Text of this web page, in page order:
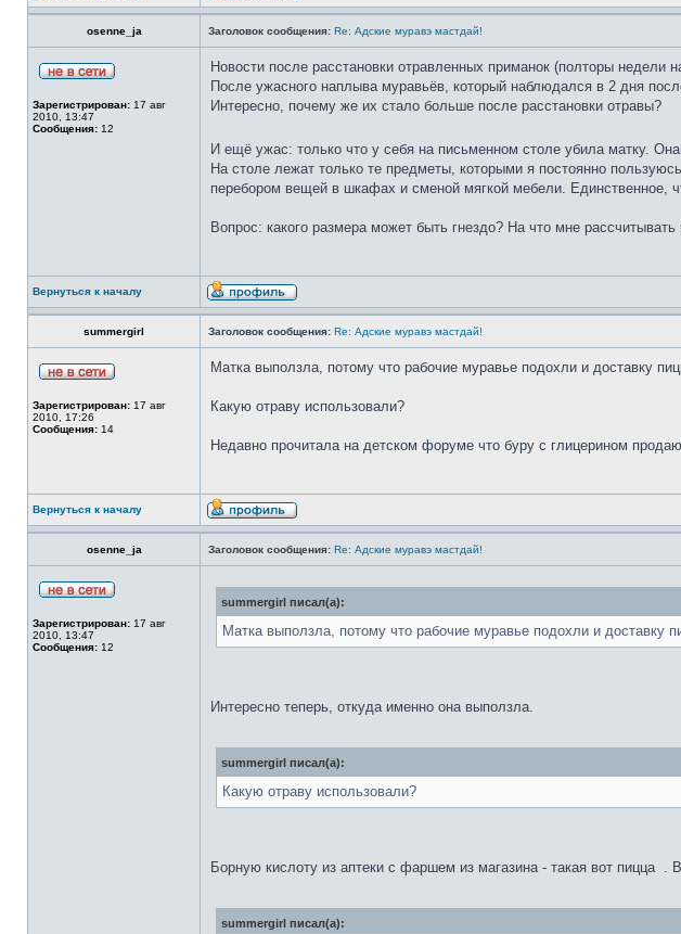
osenne_ja Заголовок сообщения: Re: Адские муравэ мастдай!
Зарегистрирован: 17 авг
2010, 13:47
Сообщения: 12
Новости после расстановки отравленных приманок (полторы недели
После ужасного наплыва муравьёв, который наблюдался в 2 дня
Интересно, почему же их стало больше после расстановки отравы?
И ещё ужас: только что у себя на письменном столе убила матку.
На столе лежат только те предметы, которыми я постоянно
перебором вещей в шкафах и сменой мягкой мебели. Единственное,
Вопрос: какого размера может быть гнездо? На что мне
Вернуться к началу
summergirl Заголовок сообщения: Re: Адские муравэ мастдай!
Зарегистрирован: 17 авг
2010, 17:26
Сообщения: 14
Матка выползла, потому что рабочие муравье подохли и доставку
Какую отраву использовали?
Недавно прочитала на детском форуме что буру с глицерином
Вернуться к началу
osenne_ja Заголовок сообщения: Re: Адские муравэ мастдай!
Зарегистрирован: 17 авг
2010, 13:47
Сообщения: 12
summergirl писал(а):
Матка выползла, потому что рабочие муравье подохли и доставку
Интересно теперь, откуда именно она выползла.
summergirl писал(а):
Какую отраву использовали?
Борную кислоту из аптеки с фаршем из магазина - такая вот пицца .
summergirl писал(а):